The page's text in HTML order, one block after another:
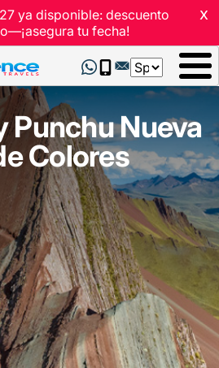
x
ya disponible: descuento
tu fecha!
Select
your
language
Punchu Nueva
Colores